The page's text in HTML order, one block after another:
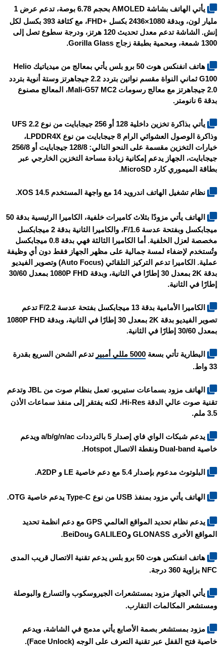
يأتي الهاتف بشاشة AMOLED بحجم 6.78 بوصة، تدعم عرض 1
مليار لون، وبدقة 1080×2436 بكسل +FHD، مع كثافة 393 بكسل لكل
إنش. الشاشة تدعم معدل تحديث 120 هرتز، ودرجة سطوع تصل إلى
1300 شمعة، ومحمية بطبقة زجاج Gorilla Glass.
هاتف انفنكس هوت 50 برو بلس يأتي بمعالج من ميدياتيك Helio
G100
ثماني النواة مقسم نواتين بتردد 2.2 جيجاهرتز وستة أنوية بتردد
2.0 جيجاهرتز مع معالج رسومات Mali-G57 MC2، المعالج مصنوع
بدقة 6 نانومتر.
يأتي بذاكرة تخزين داخلية 128 أو 256 جيجابايت من نوع UFS 2.2
وذاكرة الوصول العشوائي الرام 8 جيجابايت من نوع LPDDR4X،
خيارات التخزين مقسمة على النحو التالي: 128/8 جيجابايت أو 256/8
جيجابايت، الجهاز يدعم إمكانية زيادة مساحة التخزين الخارجي عبر
بطاقة الميموري كارد MicroSD.
نظام تشغيل الهاتف اندرويد 14 مع واجهة المستخدم XOS 14.5.
الهاتف يأتي مزودًا بثلاث كاميرات خلفية، الكاميرا الرئيسية بدقة 50
ميجابكسل وبفتحة عدسة F/1.6، والكاميرا الثانية بدقة 2 ميجابكسل
مخصصة لعزل الخلفية. أما الكاميرا الثالثة فهي بدقة 0.8 ميجابكسل
وتُستخدم لإضفاء لمسة جمالية على مظهر الجهاز فقط دون أي وظيفة
عملية. الكاميرا تدعم التركيز التلقائي (Auto Focus) وتصوير الفيديو
بدقة 2K بمعدل 30 إطارًا في الثانية، وبدقة 1080P FHD بمعدل 30/60
إطارًا في الثانية.
الكاميرا الأمامية بدقة 13 ميجابكسل بفتحة عدسة F/2.2 تدعم
تصوير الفيديو بدقة 2K بمعدل 30 إطارًا في الثانية، وبدقة 1080P FHD
بمعدل 30/60 إطارًا في الثانية.
البطارية تأتي بسعة 5000 مللي أمبير
تدعم الشحن السريع بقدرة
33 واط.
الهاتف مزود بسماعات ستيريو، تعمل بنظام صوت من JBL وتدعم
تقنية صوت عالي الدقة Hi-Res، لكنه يفتقر إلى منفذ سماعات الأذن
3.5 ملم.
يدعم شبكات الواي فاي إصدار 5 بالترددات a/b/g/n/ac ويدعم
خاصية Dual-band ونقطة الاتصال Hotspot.
البلوتوث مدعوم بإصدار 5.4 مع دعم خاصية LE و A2DP.
الهاتف يأتي مزود بمنفذ USB من نوع Type-C يدعم خاصية OTG.
يدعم نظام تحديد المواقع العالمي GPS مع دعم انظمة تحديد
المواقع الأخرى GLONASS وGALILEO وBeiDou.
هاتف انفنكس هوت 50 برو بلس يدعم تقنية الاتصال قريب المدى
NFC بزاوية 360 درجة.
يأتي الجهاز مزود بمستشعرات الجيروسكوب والتسارع والبوصلة
ومستشعر المكالمات التقارب.
مزود بمستشعر بصمة الأصابع يأتي مدمج في الشاشة، ويدعم
خاصية فتح القفل عبر تقنية التعرف على الوجه (Face Unlock).